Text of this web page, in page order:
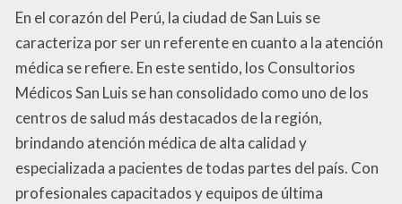
En el corazón del Perú, la ciudad de San Luis se
caracteriza por ser un referente en cuanto a la atención
médica se refiere. En este sentido, los Consultorios
Médicos San Luis se han consolidado como uno de los
centros de salud más destacados de la región,
brindando atención médica de alta calidad y
especializada a pacientes de todas partes del país. Con
profesionales capacitados y equipos de última